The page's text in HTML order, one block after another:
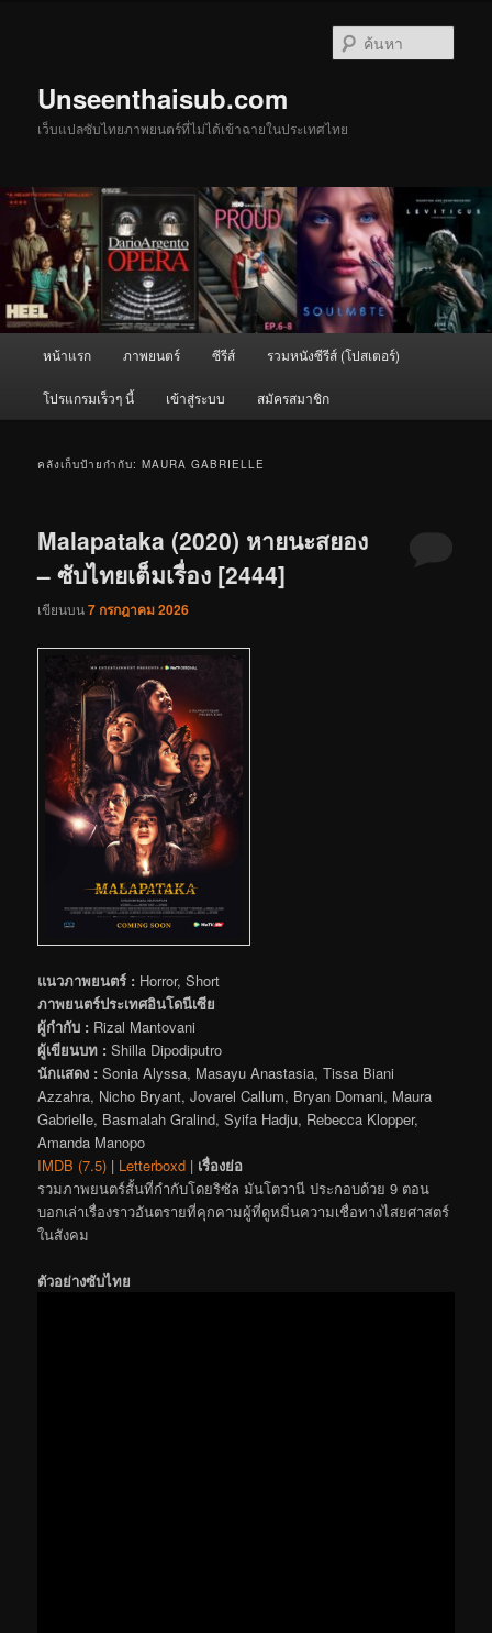
Unseenthaisub.com
เว็บแปลซับไทยภาพยนตร์ที่ไม่ได้เข้าฉายในประเทศไทย
หน้าแรก ภาพยนตร์ ซีรีส์ รวมหนังซีรีส์ (โปสเตอร์)
โปรแกรมเร็วๆ นี้ เข้าสู่ระบบ สมัครสมาชิก
คลังเก็บป้ายกำกับ:MAURA GABRIELLE
Malapataka (2020) หายนะสยอง
– ซับไทยเต็มเรื่อง [2444]
เขียนบน7 กรกฎาคม 2026
แนวภาพยนตร์ : Horror, Short
ภาพยนตร์ประเทศอินโดนีเซีย
ผู้กำกับ : Rizal Mantovani
ผู้เขียนบท : Shilla Dipodiputro
นักแสดง : Sonia Alyssa, Masayu Anastasia, Tissa Biani
Azzahra, Nicho Bryant, Jovarel Callum, Bryan Domani, Maura
Gabrielle, Basmalah Gralind, Syifa Hadju, Rebecca Klopper,
Amanda Manopo
IMDB (7.5) | Letterboxd | เรื่องย่อ
รวมภาพยนตร์สั้นที่กำกับโดยริซัล มันโตวานี ประกอบด้วย 9 ตอน
บอกเล่าเรื่องราวอันตรายที่คุกคามผู้ที่ดูหมิ่นความเชื่อทางไสยศาสตร์
ในสังคม
ตัวอย่างซับไทย